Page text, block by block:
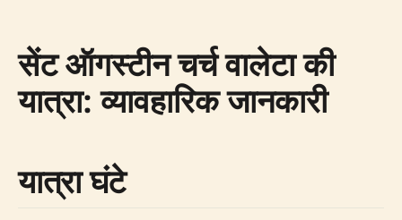
सेंट ऑगस्टीन चर्च वालेटा की
यात्रा: व्यावहारिक जानकारी
यात्रा घंटे